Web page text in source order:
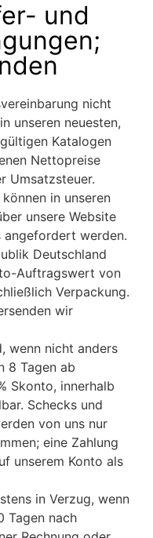
und
nicht
unseren neuesten,
Katalogen
Nettopreise
Umsatzsteuer.
in unseren
unsere Website
angefordert werden.
Deutschland
Auftragswert von
Verpackung.
wir
wenn nicht anders
8 Tagen ab
Skonto, innerhalb
Schecks und
von uns nur
eine Zahlung
unserem Konto als
in Verzug, wenn
Tagen nach